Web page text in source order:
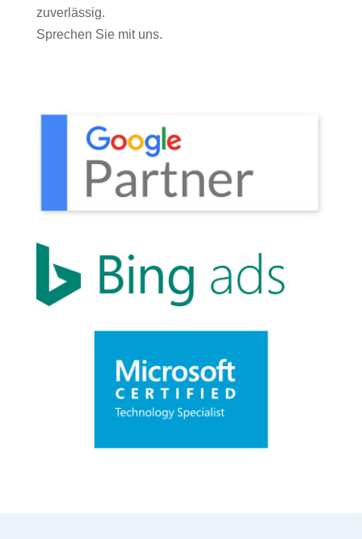
zuverlässig.
Sprechen Sie mit uns.